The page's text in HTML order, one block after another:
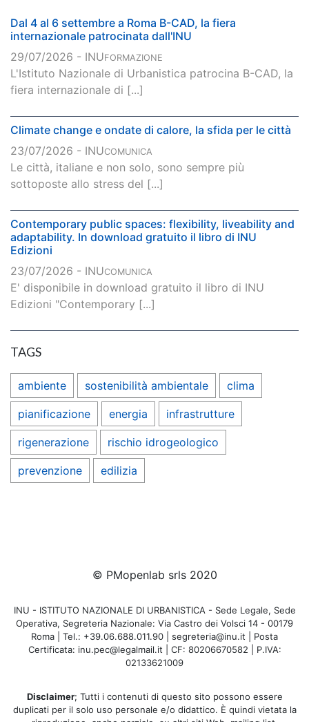
Dal 4 al 6 settembre a Roma B-CAD, la fiera
internazionale patrocinata dall'INU
29/07/2026 - INUFORMAZIONE
L'Istituto Nazionale di Urbanistica patrocina B-CAD, la
fiera internazionale di [...]
Climate change e ondate di calore, la sfida per le città
23/07/2026 - INUCOMUNICA
Le città, italiane e non solo, sono sempre più
sottoposte allo stress del [...]
Contemporary public spaces: flexibility, liveability and
adaptability. In download gratuito il libro di INU
Edizioni
23/07/2026 - INUCOMUNICA
E' disponibile in download gratuito il libro di INU
Edizioni "Contemporary [...]
TAGS
ambiente sostenibilità ambientale clima
pianificazione energia infrastrutture
rigenerazione rischio idrogeologico
prevenzione edilizia
© PMopenlab srls 2020
INU - ISTITUTO NAZIONALE DI URBANISTICA - Sede Legale, Sede
Operativa, Segreteria Nazionale: Via Castro dei Volsci 14 - 00179
Roma | Tel.: +39.06.688.011.90 | segreteria@inu.it | Posta
Certificata: inu.pec@legalmail.it | CF: 80206670582 | P.IVA:
02133621009
Disclaimer; Tutti i contenuti di questo sito possono essere
duplicati per il solo uso personale e/o didattico. È quindi vietata la